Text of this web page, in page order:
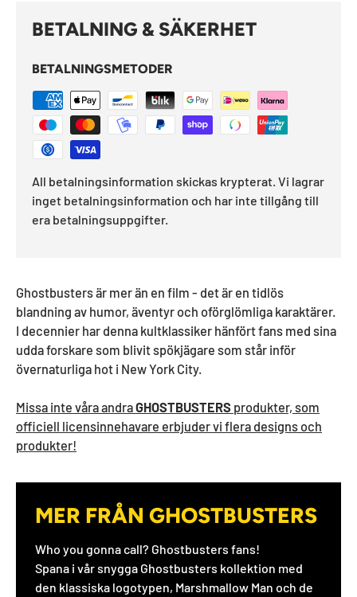
BETALNING & SÄKERHET
BETALNINGSMETODER
All betalningsinformation skickas krypterat. Vi lagrar
inget betalningsinformation och har inte tillgång till
era betalningsuppgifter.
Ghostbusters är mer än en film - det är en tidlös
blandning av humor, äventyr och oförglömliga karaktärer.
I decennier har denna kultklassiker hänfört fans med sina
udda forskare som blivit spökjägare som står inför
övernaturliga hot i New York City.
Missa inte våra andraGHOSTBUSTERS produkter, som
officiell licensinnehavare erbjuder vi flera designs och
produkter!
MER FRÅN GHOSTBUSTERS
Who you gonna call? Ghostbusters fans!
Spana i vår snygga Ghostbusters kollektion med
den klassiska logotypen, Marshmallow Man och de